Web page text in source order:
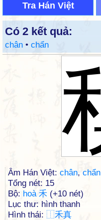
Tra Hán Việt
Có 2 kết quả:
chân • chẩn
Âm Hán Việt: chân, chẩn
Tổng nét: 15
Bộ: hoà 禾 (+10 nét)
Lục thư: hình thanh
Hình thái: ⿰禾真